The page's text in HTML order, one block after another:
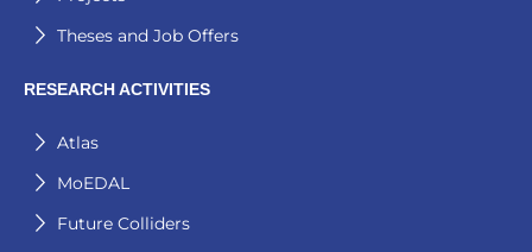
Theses and Job Offers
RESEARCH ACTIVITIES
Atlas
MoEDAL
Future Colliders